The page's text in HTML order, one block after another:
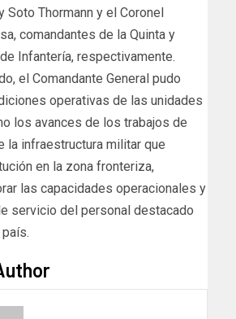
Soto Thormann y el Coronel
comandantes de la Quinta y
Infantería, respectivamente.
el Comandante General pudo
operativas de las unidades
los avances de los trabajos de
la infraestructura militar que
en la zona fronteriza,
las capacidades operacionales y
servicio del personal destacado